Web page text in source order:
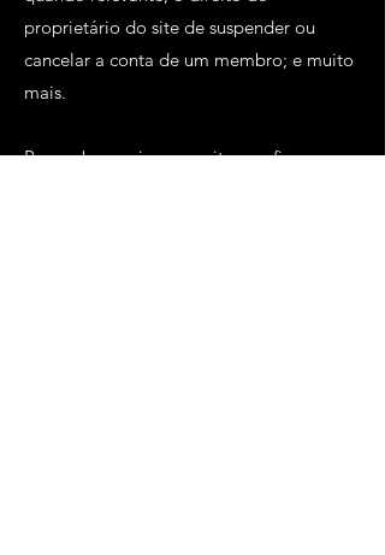
proprietário do site de suspender ou
cancelar a conta de um membro; e muito
mais.
Para saber mais a respeito, confira o